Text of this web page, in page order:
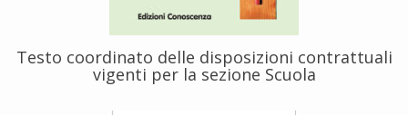
Testo coordinato delle disposizioni contrattuali
vigenti per la sezione Scuola